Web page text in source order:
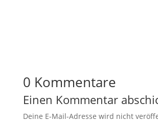
0 Kommentare
Einen Kommentar
Deine E-Mail-Adresse wird nicht